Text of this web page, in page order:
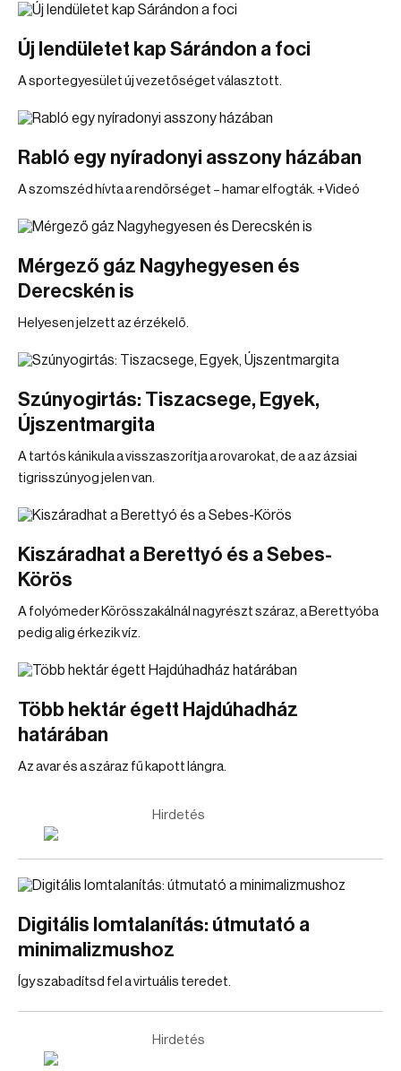
Új lendületet kap Sárándon a foci
A sportegyesület új vezetőséget választott.
Rabló egy nyíradonyi asszony házában
A szomszéd hívta a rendőrséget – hamar elfogták. +Videó
Mérgező gáz Nagyhegyesen és
Derecskén is
Helyesen jelzett az érzékelő.
Szúnyogirtás: Tiszacsege, Egyek,
Újszentmargita
A tartós kánikula a visszaszorítja a rovarokat, de a az ázsiai
tigrisszúnyog jelen van.
Kiszáradhat a Berettyó és a Sebes-
Körös
A folyómeder Körösszakálnál nagyrészt száraz, a Berettyóba
pedig alig érkezik víz.
Több hektár égett Hajdúhadház
határában
Az avar és a száraz fű kapott lángra.
Hirdetés
Digitális lomtalanítás: útmutató a
minimalizmushoz
Így szabadítsd fel a virtuális teredet.
Hirdetés